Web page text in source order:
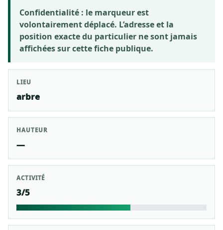
Confidentialité : le marqueur est
volontairement déplacé. L’adresse et la
position exacte du particulier ne sont jamais
affichées sur cette fiche publique.
LIEU
arbre
HAUTEUR
—
ACTIVITÉ
3/5